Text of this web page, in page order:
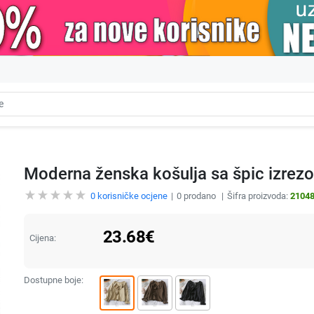
Moderna ženska košulja sa špic
0korisničke ocjene 0prodano Šifra proizvoda:
Cijena: 23.68€
Dostupne boje: